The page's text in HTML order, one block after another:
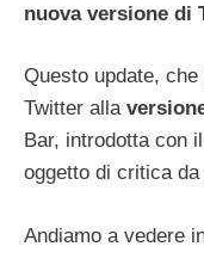
nuova versione di
Questo update,
Twitter alla
Bar, introdotta con
oggetto di critica
Andiamo a vedere